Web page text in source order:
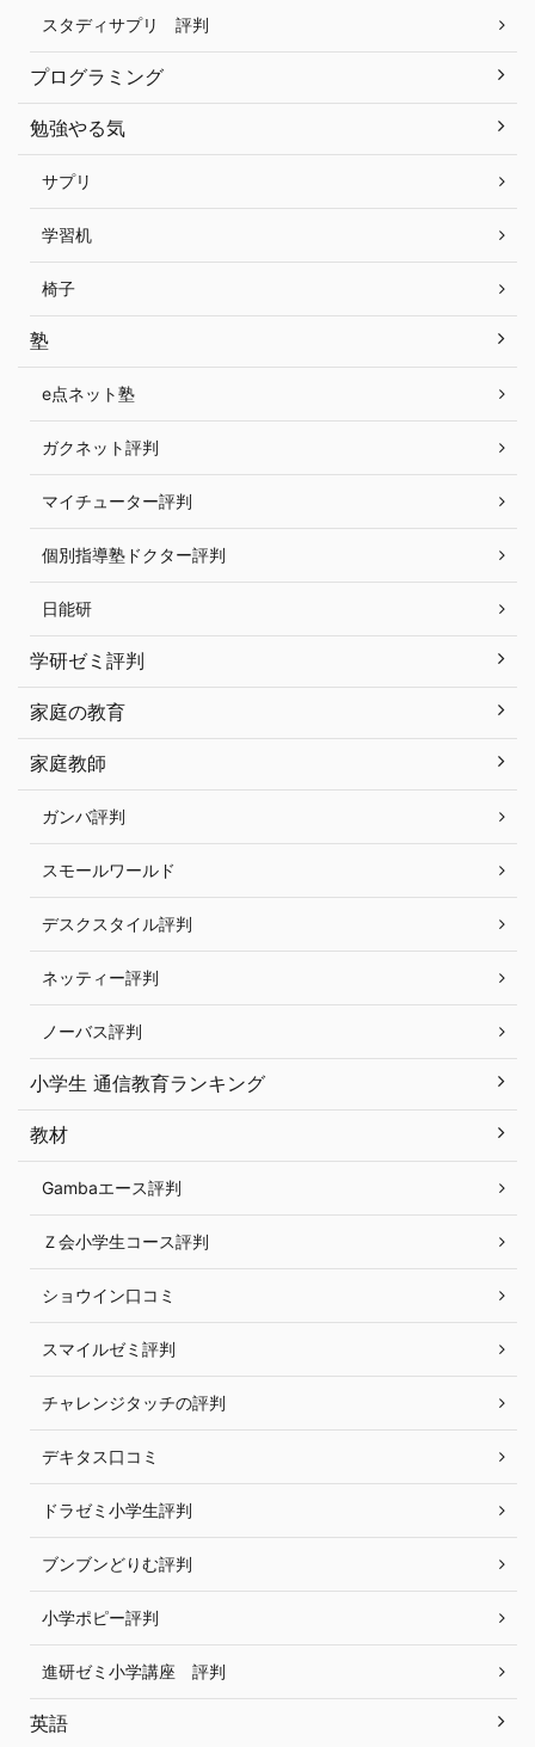
スタディサプリ 評判
プログラミング
勉強やる気
サプリ
学習机
椅子
塾
e点ネット塾
ガクネット評判
マイチューター評判
個別指導塾ドクター評判
日能研
学研ゼミ評判
家庭の教育
家庭教師
ガンバ評判
スモールワールド
デスクスタイル評判
ネッティー評判
ノーバス評判
小学生 通信教育ランキング
教材
Gambaエース評判
Ｚ会小学生コース評判
ショウイン口コミ
スマイルゼミ評判
チャレンジタッチの評判
デキタス口コミ
ドラゼミ小学生評判
ブンブンどりむ評判
小学ポピー評判
進研ゼミ小学講座 評判
英語